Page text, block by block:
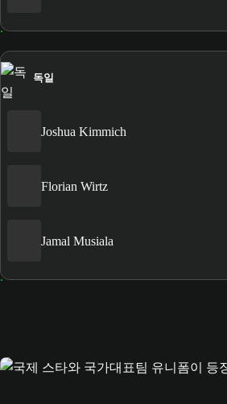
독일
Joshua Kimmich
Florian Wirtz
Jamal Musiala